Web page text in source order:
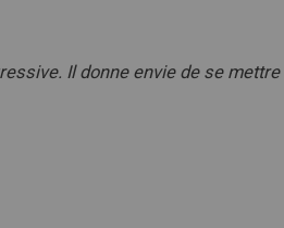
Il donne envie de se